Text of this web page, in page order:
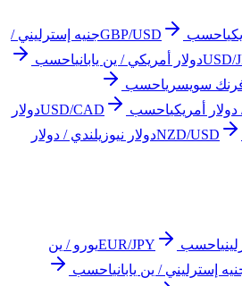
احسب GBP/USDجنيه إسترليني /
USD/دولار أمريكي / ين يابانياحسب
سويسرياحسب
أمريكياحسب USD/CADدولار
NZD/USDدولار نيوزيلندي / دولار
احسب EUR/JPYيورو / ين
إسترليني / ين يابانياحسب